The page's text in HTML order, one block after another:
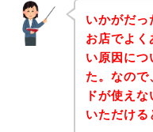
いかがだ
お店でよく
い原因につ
た。なの
ドが使え
いただける